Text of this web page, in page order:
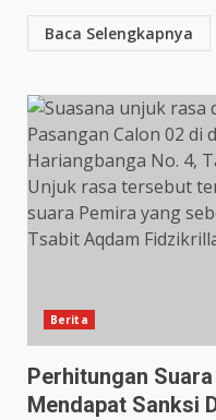
Baca Selengkapnya
Berita
Perhitungan
Mendapat Sanksi